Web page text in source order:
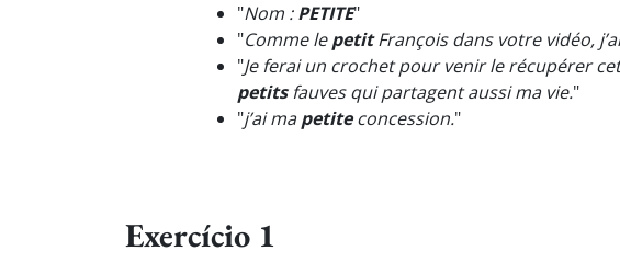
"Nom :PETITE"
"Comme lepetitFrançois dans votre vidéo,
"Je ferai un crochet pour venir le récupérer
petitsfauves qui partagent aussi ma vie."
"j’ai mapetiteconcession."
Exercício 1